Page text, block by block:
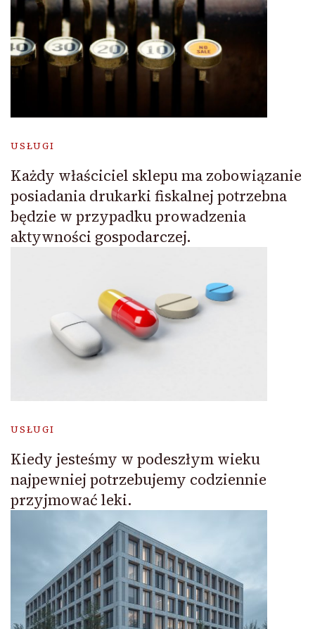
USŁUGI
Każdy właściciel sklepu ma zobowiązanie
posiadania drukarki fiskalnej potrzebna
będzie w przypadku prowadzenia
aktywności gospodarczej.
USŁUGI
Kiedy jesteśmy w podeszłym wieku
najpewniej potrzebujemy codziennie
przyjmować leki.